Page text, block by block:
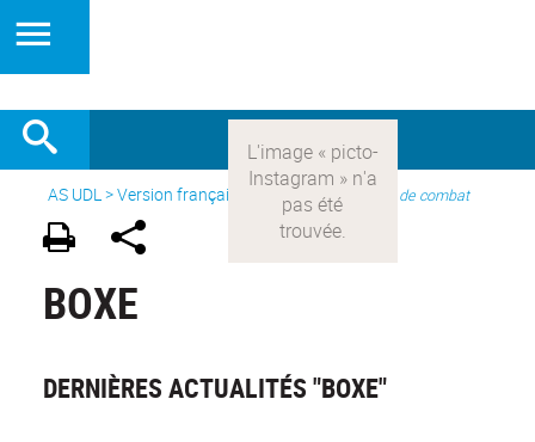
AS UDL>Version française > Les sports > Sports de combat
BOXE
DERNIÈRES ACTUALITÉS "BOXE"